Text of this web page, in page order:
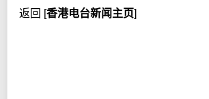
h
返回 [香港电台新闻主页]